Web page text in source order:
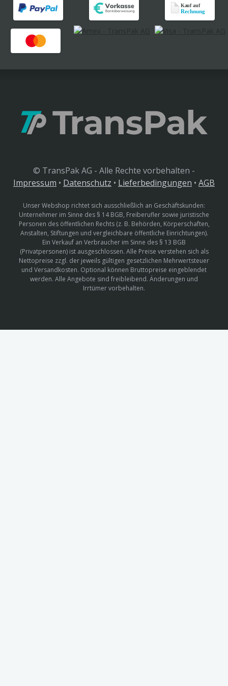
© TransPak AG - Alle Rechte vorbehalten -
Impressum • Datenschutz • Lieferbedingungen • AGB
Unser Webshop richtet sich ausschließlich an Geschäftskunden:
Unternehmer im Sinne des § 14 BGB, Freiberufler sowie juristische
Personen des öffentlichen Rechts (z. B. Behörden, Körperschaften,
Anstalten, Stiftungen und vergleichbare öffentliche Einrichtungen).
Ein Verkauf an Verbraucher im Sinne des § 13 BGB
(Privatpersonen) ist ausgeschlossen. Alle Preise verstehen sich als
Nettopreise zzgl. der jeweils gültigen gesetzlichen Mehrwertsteuer
und Versandkosten. Optional können Bruttopreise eingeblendet
werden. Alle Angebote sind freibleibend. Änderungen und
Irrtümer vorbehalten.